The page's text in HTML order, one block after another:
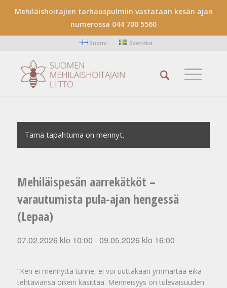
Mehiläishoitajien tarhauspulmiin vastataan kesän ajan
numerossa 044 700 5560
Suomi Svenska
Tämä tapahtuma on mennyt.
Mehiläispesän aarrekätköt –
varautumista pula-ajan hengessä
(Lepaa)
07.02.2026 klo 10:00 -09.05.2026 klo 16:00
”Ken ei mennyttä tunne, ei voi uuttakaan ymmärtää eikä
tehtäviänsä oikein käsittää. Menneisyys on tulevaisuuden